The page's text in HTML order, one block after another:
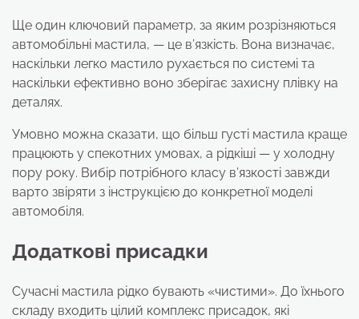
Ще один ключовий параметр, за яким розрізняються
aвтомобільні мастила, — це в’язкість. Вона визначає,
наскільки легко мастило рухається по системі та
наскільки ефективно воно зберігає захисну плівку на
деталях.
Умовно можна сказати, що більш густі мастила краще
працюють у спекотних умовах, а рідкіші — у холодну
пору року. Вибір потрібного класу в’язкості завжди
варто звіряти з інструкцією до конкретної моделі
автомобіля.
Додаткові присадки
Сучасні мастила рідко бувають «чистими». До їхнього
складу входить цілий комплекс присадок, які